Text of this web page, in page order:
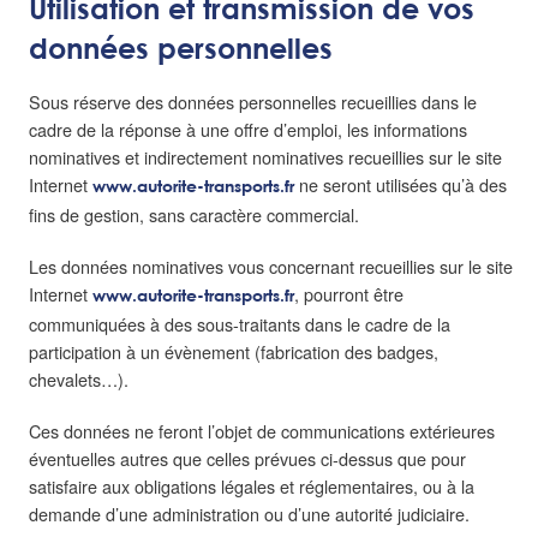
Utilisation et transmission de vos
données personnelles
Sous réserve des données personnelles recueillies dans le
cadre de la réponse à une offre d’emploi, les informations
nominatives et indirectement nominatives recueillies sur le site
Internet www.autorite-transports.frne seront utilisées qu’à des
fins de gestion, sans caractère commercial.
Les données nominatives vous concernant recueillies sur le site
Internet www.autorite-transports.fr, pourront être
communiquées à des sous-traitants dans le cadre de la
participation à un évènement (fabrication des badges,
chevalets…).
Ces données ne feront l’objet de communications extérieures
éventuelles autres que celles prévues ci-dessus que pour
satisfaire aux obligations légales et réglementaires, ou à la
demande d’une administration ou d’une autorité judiciaire.